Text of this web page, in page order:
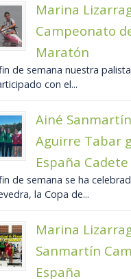
Marina
Campeonato
Maratón
de semana nuestra
con el...
Ainé
Aguirre Tabar
España Cadete
de semana se ha
la Copa de...
Marina
Sanmartín
España